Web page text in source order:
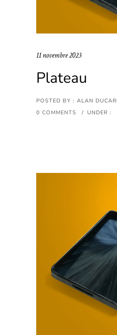
11 novembre 2023
Plateau
POSTED BY : ALAN
0 COMMENTS
/ UNDER :